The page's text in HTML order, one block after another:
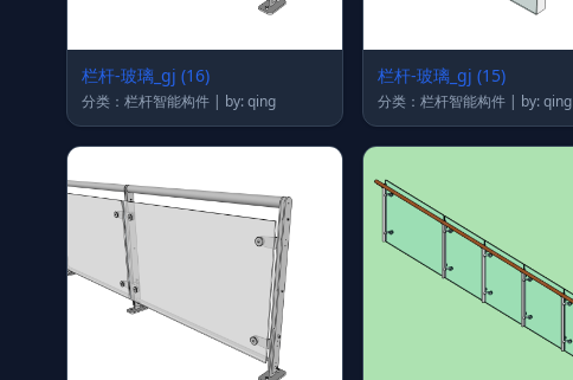
栏杆-玻璃_gj (16)
分类：栏杆智能构件 | by: qing
栏杆-玻璃_gj (15)
分类：栏杆智能构件 | by: qing